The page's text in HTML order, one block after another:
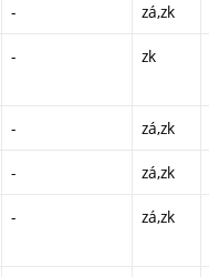
- zá,zk
- zk
- zá,zk
- zá,zk
- zá,zk